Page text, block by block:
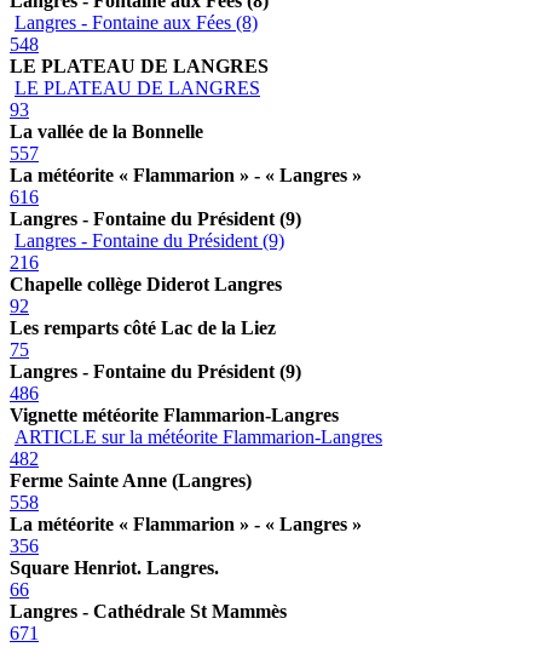
Langres - Fontaine aux Fées (8)
548
LE PLATEAU DE LANGRES
LE PLATEAU DE LANGRES
93
La vallée de la Bonnelle
557
La météorite « Flammarion » - « Langres »
616
Langres - Fontaine du Président (9)
Langres - Fontaine du Président (9)
216
Chapelle collège Diderot Langres
92
Les remparts côté Lac de la Liez
75
Langres - Fontaine du Président (9)
486
Vignette météorite Flammarion-Langres
ARTICLE sur la météorite Flammarion-Langres
482
Ferme Sainte Anne (Langres)
558
La météorite « Flammarion » - « Langres »
356
Square Henriot. Langres.
66
Langres - Cathédrale St Mammès
671